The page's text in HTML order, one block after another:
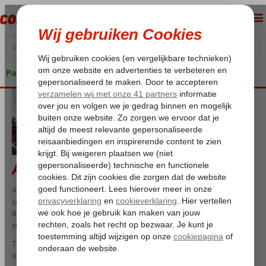
Pakketgarantie
Atrium Hotels
Atrium is een hotelconcept met luxe resorts waar comfort, rust en
service centraal staan. Deze hotels liggen op het Griekse eiland
Rhodos, voornamelijk aan de westkust nabij Rhodos-stad, waar zee,
strand en cultuur perfect samenkomen.
Tijdens je verblijf bij Atrium geniet je van een verzorgde en stijlvolle
omgeving met comfortabele kamers en suites. De resorts bieden